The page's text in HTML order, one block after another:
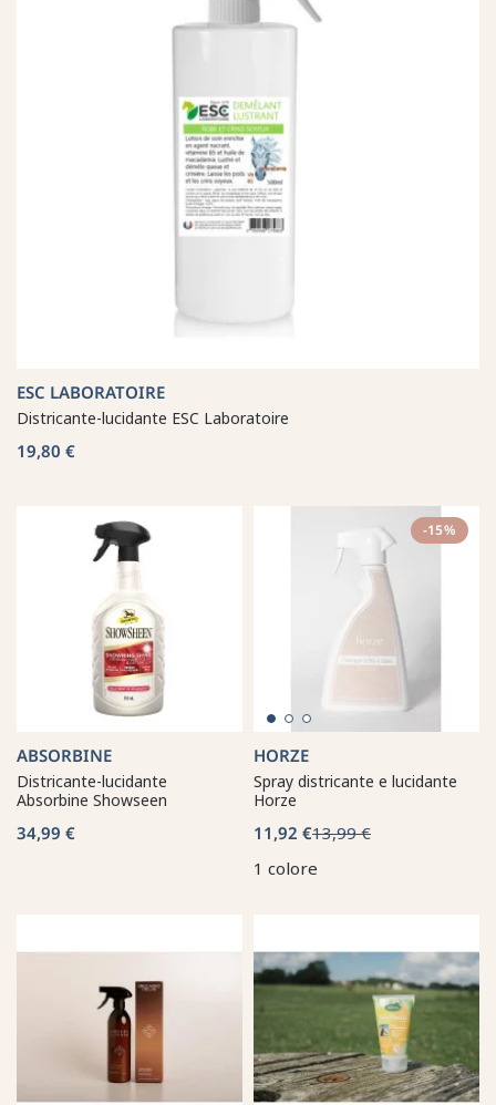
ESC LABORATOIRE
Districante-lucidante ESC Laboratoire
19,80 €
ABSORBINE
Districante-lucidante
Absorbine Showseen
34,99 €
-15%
HORZE
Spray districante e lucidante
Horze
11,92 €13,99 €
1 colore